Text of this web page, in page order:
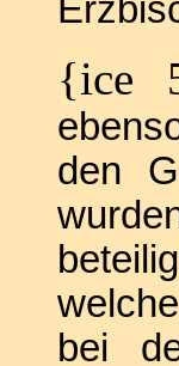
{ice
den
bei